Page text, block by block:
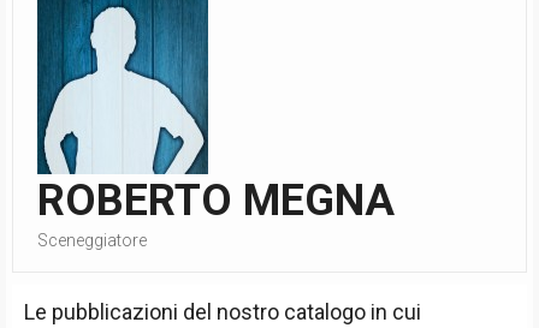
ROBERTO MEGNA
Sceneggiatore
Le pubblicazioni del nostro catalogo in cui